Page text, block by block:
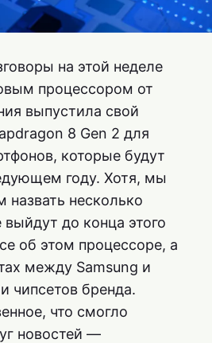
на этой неделе
процессором от
выпустила свой
8 Gen 2 для
которые будут
году. Хотя, мы
несколько
до конца этого
об этом процессоре, а
между Samsung и
чипсетов бренда.
что смогло
новостей —